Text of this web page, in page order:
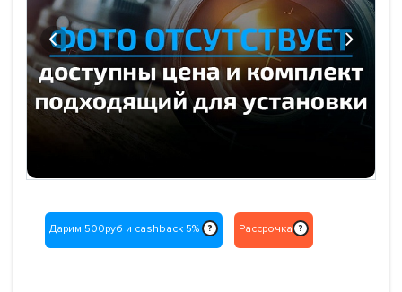
Previous Next
Дарим 500руб и cashback 5% ? Рассрочка ?